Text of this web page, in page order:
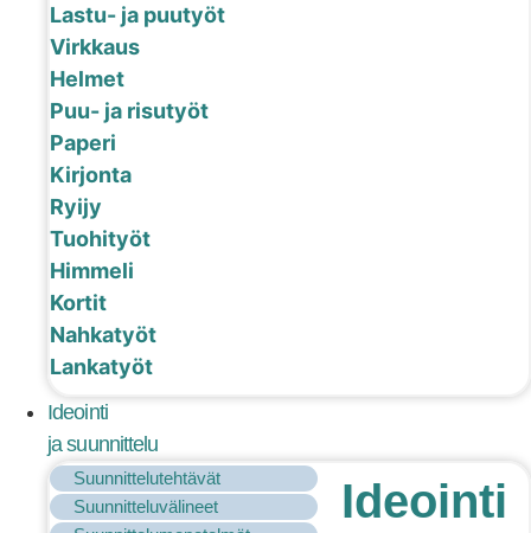
Lastu- ja puutyöt
Virkkaus
Helmet
Puu- ja risutyöt
Paperi
Kirjonta
Ryijy
Tuohityöt
Himmeli
Kortit
Nahkatyöt
Lankatyöt
Ideointi
ja suunnittelu
Suunnittelutehtävät
Suunnitteluvälineet
Ideointi